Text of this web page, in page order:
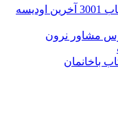
اودیسه
مشاور نرون
باخانمان